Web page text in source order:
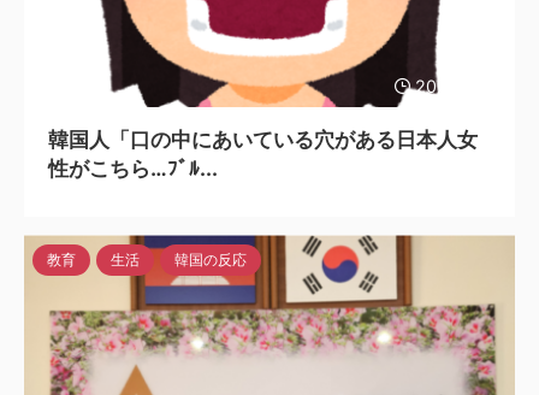
2024/3/31
韓国人「口の中にあいている穴がある日本人女
性がこちら…ﾌﾞﾙ...
教育 生活 韓国の反応